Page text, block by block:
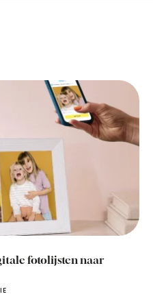
fotolijsten naar